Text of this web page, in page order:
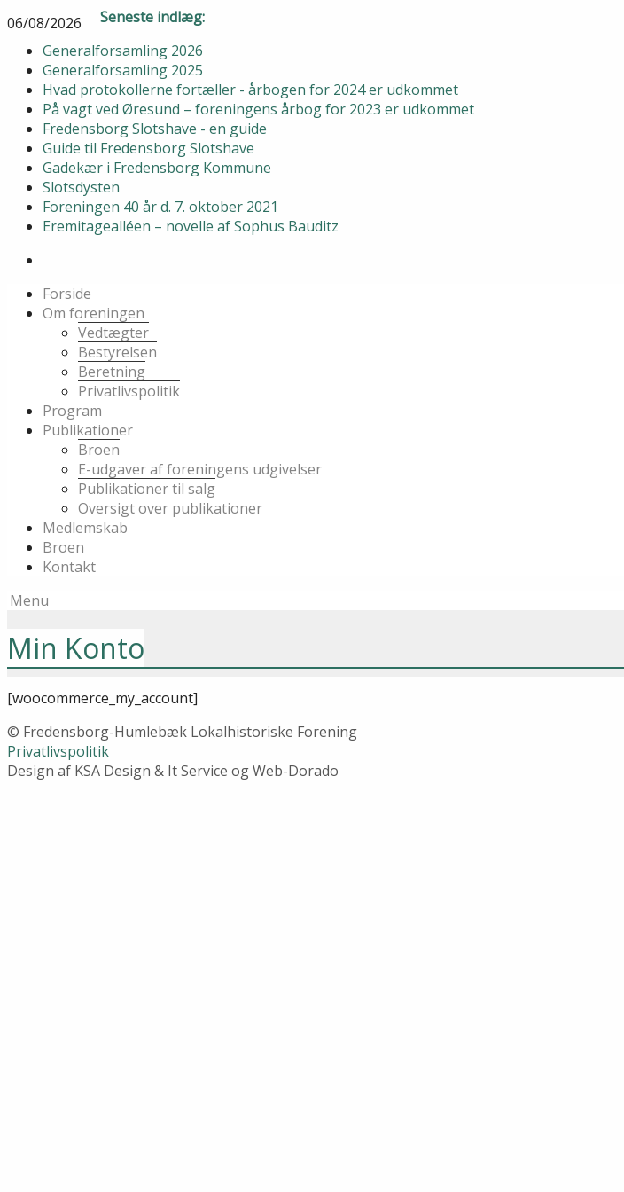
06/08/2026
Seneste indlæg:
Generalforsamling 2026
Generalforsamling 2025
Hvad protokollerne fortæller - årbogen for 2024 er udkommet
På vagt ved Øresund – foreningens årbog for 2023 er udkommet
Fredensborg Slotshave - en guide
Guide til Fredensborg Slotshave
Gadekær i Fredensborg Kommune
Slotsdysten
Foreningen 40 år d. 7. oktober 2021
Eremitagealléen – novelle af Sophus Bauditz
Forside
Om foreningen
Vedtægter
Bestyrelsen
Beretning
Privatlivspolitik
Program
Publikationer
Broen
E-udgaver af foreningens udgivelser
Publikationer til salg
Oversigt over publikationer
Medlemskab
Broen
Kontakt
Menu
Min Konto
[woocommerce_my_account]
© Fredensborg-Humlebæk Lokalhistoriske Forening
Privatlivspolitik
Design af KSA Design & It Service og Web-Dorado